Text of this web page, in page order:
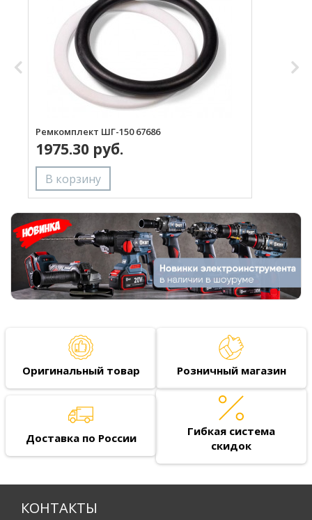
Ремкомплект ШГ-150 67686
1975.30 руб.
Оригинальный товар Розничный магазин
Доставка по России
Гибкая система
скидок
КОНТАКТЫ